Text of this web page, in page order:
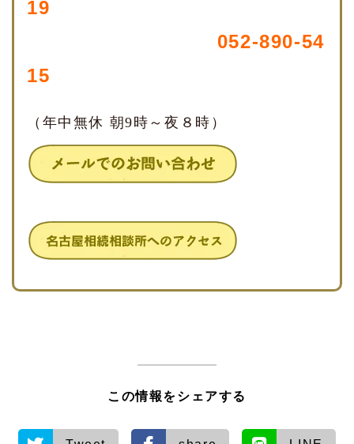
19
052-890-54
15
（年中無休 朝9時～夜８時）
この情報をシェアする